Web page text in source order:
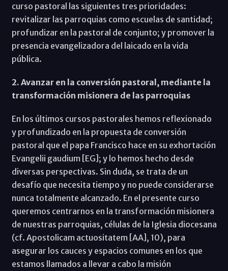
curso pastoral las siguientes tres prioridades:
revitalizar las parroquias como escuelas de santidad;
profundizar en la pastoral de conjunto; y promover la
presencia evangelizadora del laicado en la vida
pública.
2. Avanzar en la conversión pastoral, mediante la
transformación misionera de las parroquias
En los últimos cursos pastorales hemos reflexionado
y profundizado en la propuesta de conversión
pastoral que el papa Francisco hace en su exhortación
Evangelii gaudium [EG]; y lo hemos hecho desde
diversas perspectivas. Sin duda, se trata de un
desafío que necesita tiempo y no puede considerarse
nunca totalmente alcanzado. En el presente curso
queremos centrarnos en la transformación misionera
de nuestras parroquias, células de la Iglesia diocesana
(cf. Apostolicam actuositatem [AA], 10), para
asegurar los cauces y espacios comunes en los que
estamos llamados a llevar a cabo la misión